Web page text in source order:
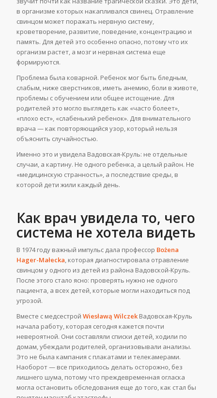
в организме которых накапливался свинец. Отравление
свинцом может поражать нервную систему,
кроветворение, развитие, поведение, концентрацию и
память. Для детей это особенно опасно, потому что их
организм растет, а мозг и нервная система еще
формируются.
Проблема была коварной. Ребенок мог быть бледным,
слабым, ниже сверстников, иметь анемию, боли в животе,
проблемы с обучением или общее истощение. Для
родителей это могло выглядеть как «часто болеет»,
«плохо ест», «слабенький ребенок». Для внимательного
врача — как повторяющийся узор, который нельзя
объяснить случайностью.
Именно это и увидела Вадовская-Круль: не отдельные
случаи, а картину. Не одного ребенка, а целый район. Не
«медицинскую странность», а последствие среды, в
которой дети жили каждый день.
Как врач увидела то, чего
система не хотела видеть
В 1974 году важный импульс дала профессор Bożena
Hager-Małecka, которая диагностировала отравление
свинцом у одного из детей из района Вадовской-Круль.
После этого стало ясно: проверять нужно не одного
пациента, а всех детей, которые могли находиться под
угрозой.
Вместе с медсестрой Wiesławą WilczekВадовская-Круль
начала работу, которая сегодня кажется почти
невероятной. Они составляли списки детей, ходили по
домам, убеждали родителей, организовывали анализы.
Это не была кампания с плакатами и телекамерами.
Наоборот — все приходилось делать осторожно, без
лишнего шума, потому что преждевременная огласка
могла остановить обследования еще до того, как стал бы